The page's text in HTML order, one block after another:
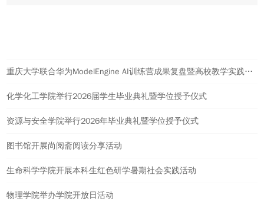
重庆大学联合华为ModelEngine AI训练营成果复盘暨高校教学实践计划启动会举行
化学化工学院举行2026届学生毕业典礼暨学位授予仪式
资源与安全学院举行2026年毕业典礼暨学位授予仪式
图书馆开展尚阅斋阅读分享活动
生命科学学院开展本科生红色研学暑期社会实践活动
物理学院举办学院开放日活动